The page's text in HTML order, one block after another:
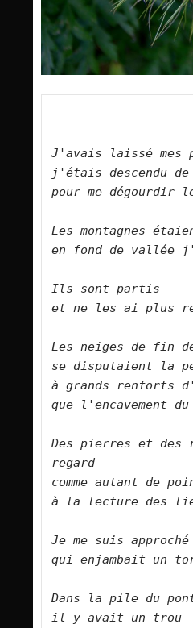
J'avais laissé
j'étais descendu
pour me dégourdir
Les montagnes
en fond de vallée
Ils sont partis
et ne les ai plus
Les neiges de fin
se disputaient la
à grands renforts
que l'encavement
Des pierres et des
regard
comme autant de
à la lecture des
Je me suis
qui enjambait un
Dans la pile du
il y avait un trou